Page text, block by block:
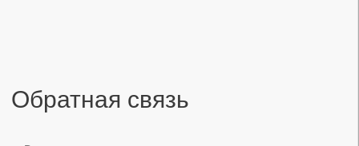
Обратная связь